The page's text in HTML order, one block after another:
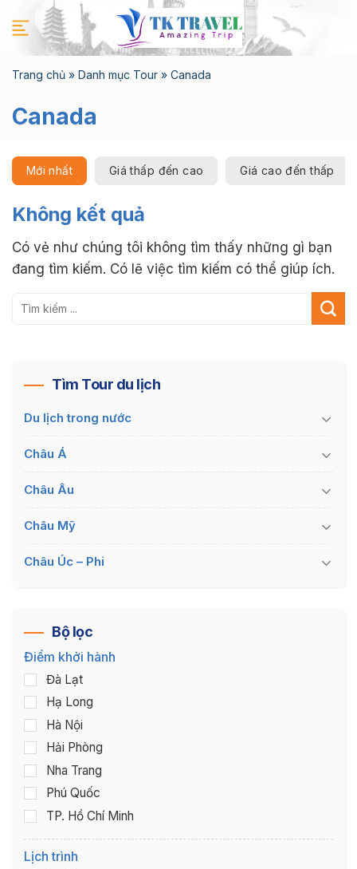
Chuyển
đến
dung
Trang chủ » Danh mục Tour » Canada
Canada
Mới nhất Giá thấp đến cao Giá cao đến thấp
Không kết quả
Có vẻ như chúng tôi không tìm thấy những gì bạn
đang tìm kiếm. Có lẽ việc tìm kiếm có thể giúp ích.
Tìm Tour du lịch
Du lịch trong nước
Châu Á
Châu Âu
Châu Mỹ
Châu Úc – Phi
Bộ lọc
Điểm khởi hành
Đà Lạt
Hạ Long
Hà Nội
Hải Phòng
Nha Trang
Phú Quốc
TP. Hồ Chí Minh
Lịch trình